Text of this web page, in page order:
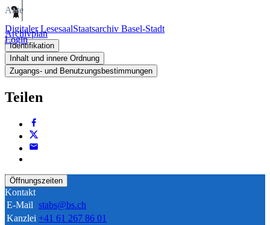
Digitaler LesesaalStaatsarchiv Basel-Stadt
Login
Akte
Archivplan
Identifikation
Inhalt und innere Ordnung
Zugangs- und Benutzungsbestimmungen
Teilen
Öffnungszeiten
Kontakt
E-Mail stabs@bs.ch
Kanzlei +41 61 267 86 01